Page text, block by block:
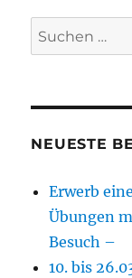
Suchen
nach:
NEUESTE
Erwerb
Übungen
Besuch –
10. bis